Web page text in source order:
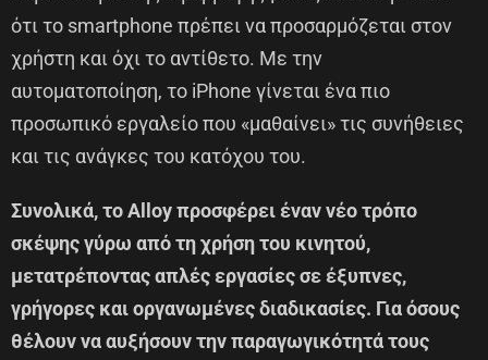
ότι το smartphone πρέπει να προσαρμόζεται στον
χρήστη και όχι το αντίθετο. Με την
αυτοματοποίηση, το iPhone γίνεται ένα πιο
προσωπικό εργαλείο που «μαθαίνει» τις συνήθειες
και τις ανάγκες του κατόχου του.
Συνολικά, το Alloy προσφέρει έναν νέο τρόπο
σκέψης γύρω από τη χρήση του κινητού,
μετατρέποντας απλές εργασίες σε έξυπνες,
γρήγορες και οργανωμένες διαδικασίες. Για όσους
θέλουν να αυξήσουν την παραγωγικότητά τους